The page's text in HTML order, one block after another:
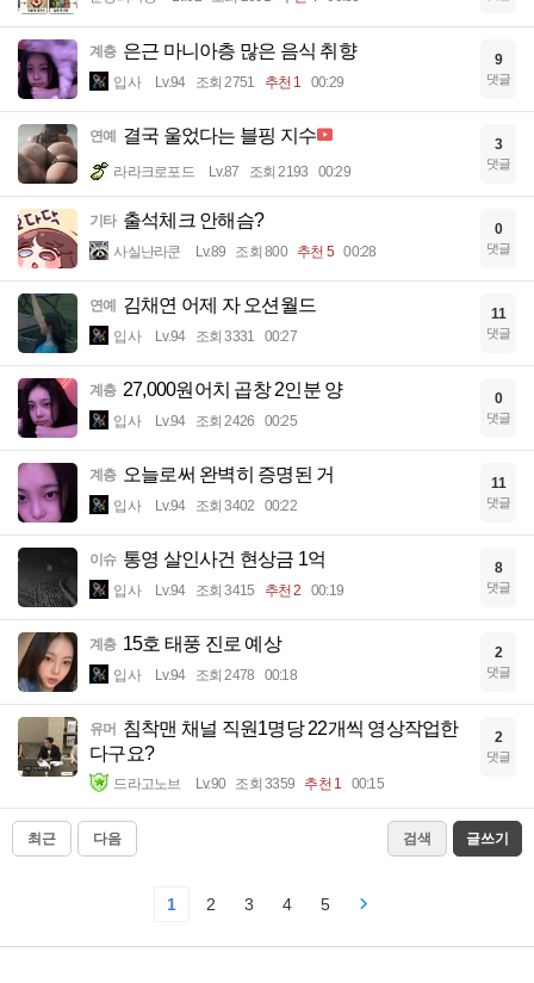
계층 은근 마니아층 많은 음식 취향
입사 Lv.94 조회 2751 추천 1 00:29
9
댓글
연예 결국 울었다는 블핑 지수
라라크로포드 Lv.87 조회 2193 00:29
3
댓글
기타 출석체크 안해슴?
사실난라쿤 Lv.89 조회 800 추천 5 00:28
0
댓글
연예 김채연 어제 자 오션월드
입사 Lv.94 조회 3331 00:27
11
댓글
계층 27,000원어치 곱창 2인분 양
입사 Lv.94 조회 2426 00:25
0
댓글
계층 오늘로써 완벽히 증명된 거
입사 Lv.94 조회 3402 00:22
11
댓글
이슈 통영 살인사건 현상금 1억
입사 Lv.94 조회 3415 추천 2 00:19
8
댓글
계층 15호 태풍 진로 예상
입사 Lv.94 조회 2478 00:18
2
댓글
유머 침착맨 채널 직원1명당 22개씩 영상작업한
다구요?
드라고노브 Lv.90 조회 3359 추천 1 00:15
2
댓글
최근 다음 검색 글쓰기
1 2 3 4 5